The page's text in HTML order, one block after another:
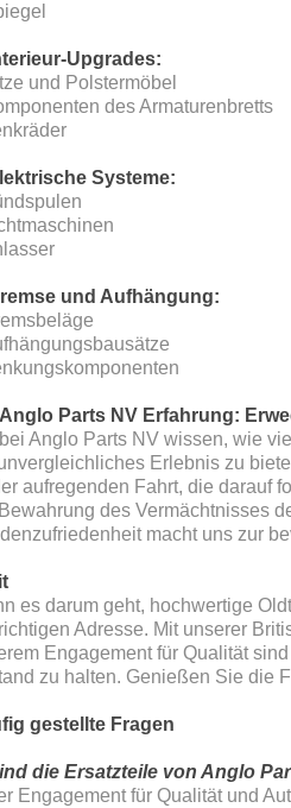
Upgrades:
und Polstermöbel
des Armaturenbretts
Systeme:
und Aufhängung:
Anglo Parts NV Erfahrung:
Anglo Parts NV wissen, wie
Erlebnis zu
aufregenden Fahrt, die darauf
des Vermächtnisses
macht uns zur
es darum geht, hochwertige
Adresse. Mit unserer
Engagement für Qualität
zu halten. Genießen Sie die
gestellte Fragen
die Ersatzteile von Anglo
Engagement für Qualität und